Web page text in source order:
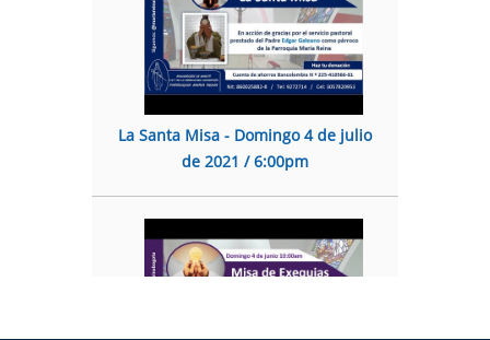
La Santa Misa - Domingo 4 de julio
de 2021 / 6:00pm